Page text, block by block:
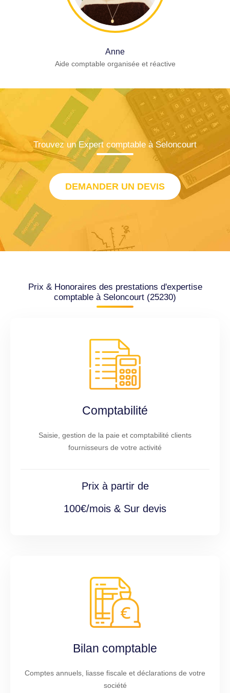
Anne
Aide comptable organisée et réactive
Trouvez un Expert comptable à Seloncourt
DEMANDER UN DEVIS
Prix & Honoraires des prestations d'expertise
comptable à Seloncourt (25230)
Comptabilité
Saisie, gestion de la paie et comptabilité clients
fournisseurs de votre activité
Prix à partir de
100€/mois & Sur devis
Bilan comptable
Comptes annuels, liasse fiscale et déclarations de votre
société